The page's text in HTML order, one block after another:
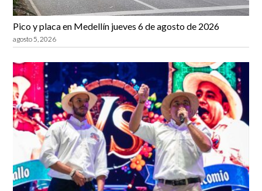
Pico y placa en Medellín jueves 6 de agosto de 2026
agosto 5, 2026